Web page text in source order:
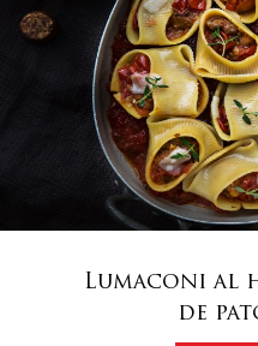
Lumaconi al
de